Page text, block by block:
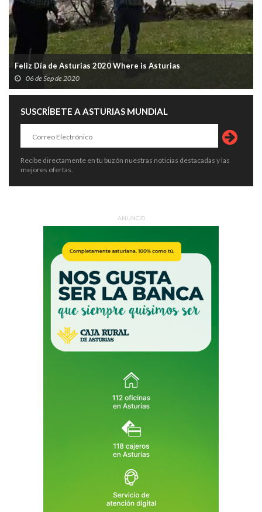
Feliz Día de Asturias 2020 Where is Asturias
06 de Sep de 2020
SUSCRÍBETE A ASTURIAS MUNDIAL
Recibe directamente en tu buzón nuestras noticias destacadas y las
mejores ofertas.
ANUNCIO